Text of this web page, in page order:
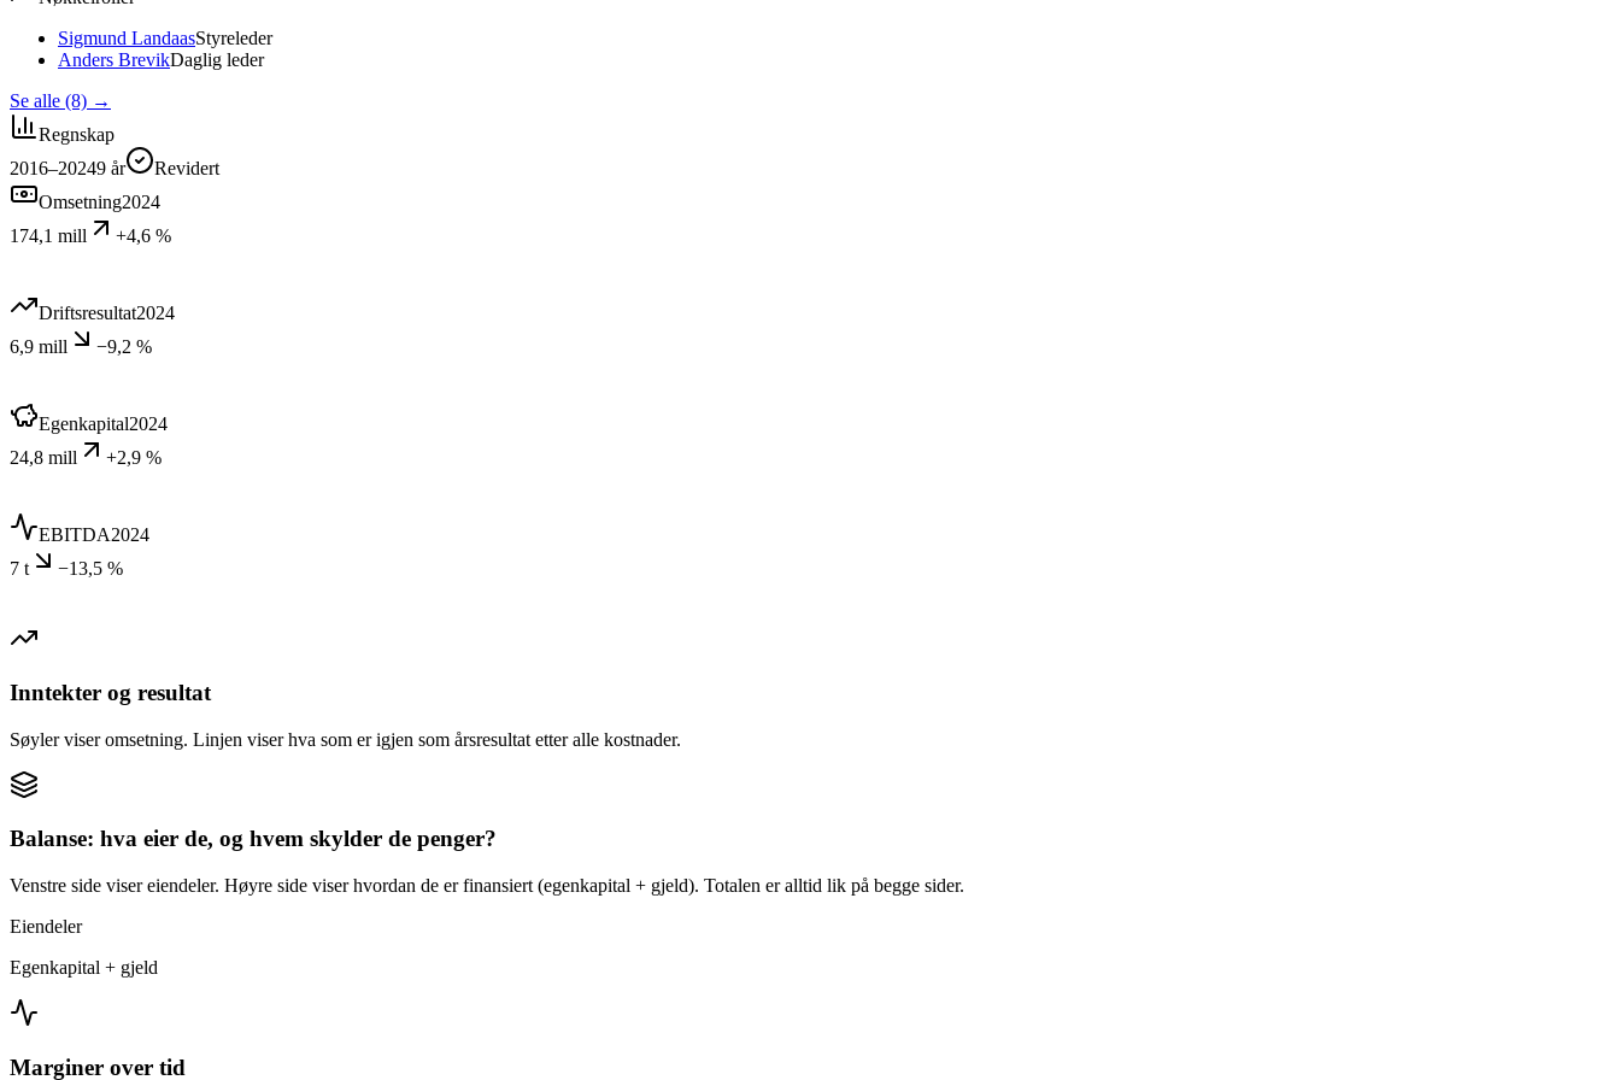
Sigmund LandaasStyreleder
Anders BrevikDaglig leder
Se alle (8) →
Regnskap
2016–20249 år
Revidert
Omsetning2024
174,1 mill
+4,6 %
Driftsresultat2024
6,9 mill
−9,2 %
Egenkapital2024
24,8 mill
+2,9 %
EBITDA2024
7 t
−13,5 %
Inntekter og resultat
Søyler viser omsetning. Linjen viser hva som er igjen som årsresultat etter alle kostnader.
Balanse: hva eier de, og hvem skylder de penger?
Venstre side viser eiendeler. Høyre side viser hvordan de er finansiert (egenkapital + gjeld). Totalen er alltid lik på begge sider.
Eiendeler
Egenkapital + gjeld
Marginer over tid